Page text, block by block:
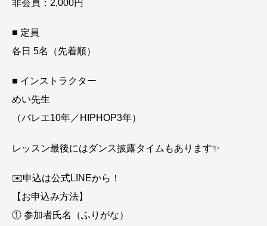
非会員：2,000円
■ 定員
各日 5名（先着順）
■ インストラクター
めい先生
（バレエ10年／HIPHOP3年）
レッスン最後にはダンス披露タイムもあります✨
✉️申込は公式LINEから！
【お申込み方法】
① 参加者氏名（ふりがな）